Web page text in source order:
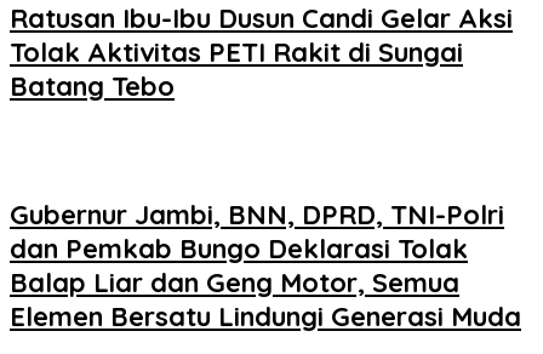
Ratusan Ibu-Ibu Dusun Candi Gelar Aksi
Tolak Aktivitas PETI Rakit di Sungai
Batang Tebo
Gubernur Jambi, BNN, DPRD, TNI-Polri
dan Pemkab Bungo Deklarasi Tolak
Balap Liar dan Geng Motor, Semua
Elemen Bersatu Lindungi Generasi Muda